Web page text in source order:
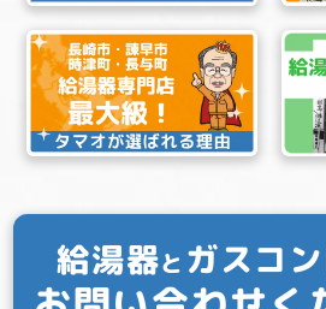
給湯器と ガスコ